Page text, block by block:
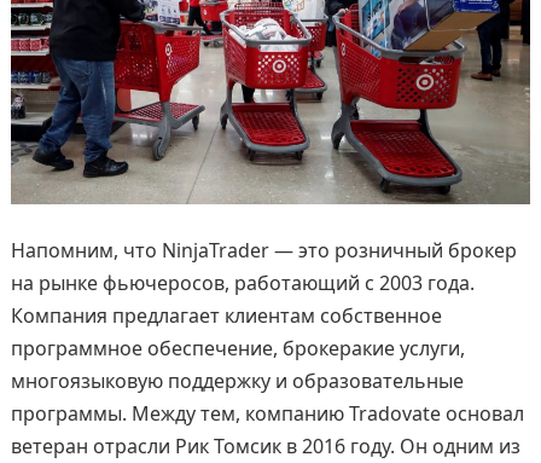
Напомним, что NinjaTrader — это розничный брокер
на рынке фьючеросов, работающий с 2003 года.
Компания предлагает клиентам собственное
программное обеспечение, брокеракие услуги,
многоязыковую поддержку и образовательные
программы. Между тем, компанию Tradovate основал
ветеран отрасли Рик Томсик в 2016 году. Он одним из